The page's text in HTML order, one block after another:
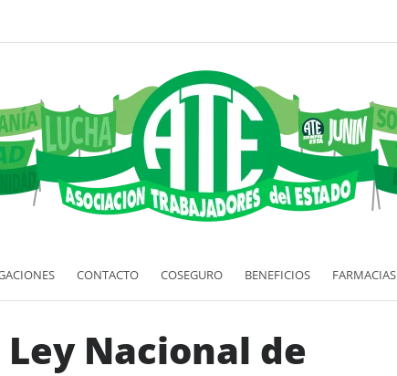
CONTACTO COSEGURO BENEFICIOS FARMACIAS
Nacional de